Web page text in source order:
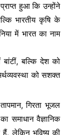
हुआ कि उन्होंने
भारतीय कृषि के
में भारत का नाम
बल्कि देश को
को सशक्त
गिरता भूजल
समाधान वैज्ञानिक
हैं, लेकिन भविष्य की